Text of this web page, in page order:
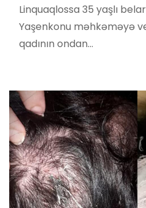
Linquaqlossa 35 yaşlı
Yaşenkonu məhkəməyə
qadının ondan…